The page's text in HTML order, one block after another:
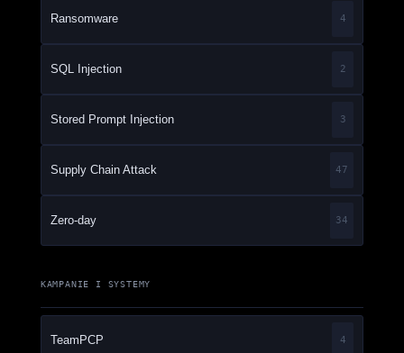
Ransomware 4
SQL Injection 2
Stored Prompt Injection 3
Supply Chain Attack 47
Zero-day 34
KAMPANIE I SYSTEMY
TeamPCP 4